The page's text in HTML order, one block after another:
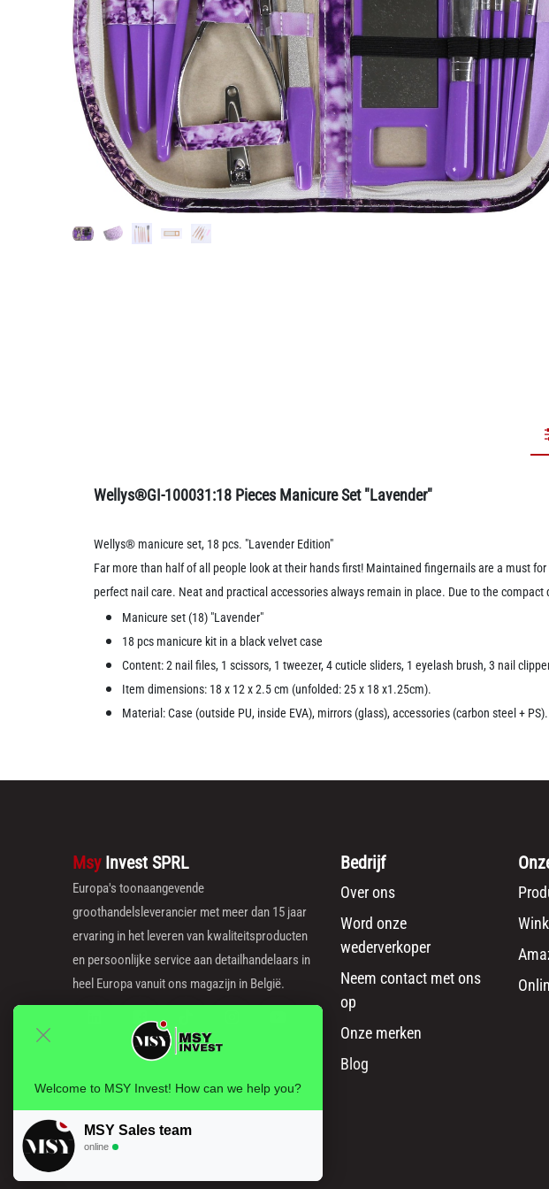
Wellys®GI-100031:18 Pieces Manicure Set "Lavender"
Wellys® manicure set, 18 pcs. "Lavender Edition"
Far more than half of all people look at their hands first! Maintained fingernails are a must
perfect nail care. Neat and practical accessories always remain in place. Due to the
Manicure set (18) "Lavender"
18 pcs manicure kit in a black velvet case
Content: 2 nail files, 1 scissors, 1 tweezer, 4 cuticle sliders, 1 eyelash brush, 3 nail
Item dimensions: 18 x 12 x 2.5 cm (unfolded: 25 x 18 x1.25cm).
Material: Case (outside PU, inside EVA), mirrors (glass), accessories (carbon steel + PS).
Msy Invest SPRL
Europa's toonaangevende
groothandelsleverancier met meer dan 15 jaar
ervaring in het leveren van kwaliteitsproducten
en persoonlijke service aan detailhandelaars in
heel Europa vanuit ons magazijn in België.
Bedrijf
Over ons
Word onze
wederverkoper
Neem contact met ons
op
Onze merken
Blog
Welcome to MSY Invest! How can we help you?
MSY Sales team
online